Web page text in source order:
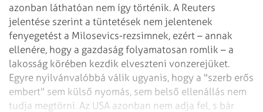
azonban láthatóan nem így történik. A Reuters
jelentése szerint a tüntetések nem jelentenek
fenyegetést a Milosevics-rezsimnek, ezért – annak
ellenére, hogy a gazdaság folyamatosan romlik – a
lakosság körében kezdik elveszteni vonzerejüket.
Egyre nyilvánvalóbbá válik ugyanis, hogy a "szerb erős
embert" sem külső nyomás, sem belső ellenállás nem
tudja megtörni. Az USA azonban nem adja fel, s bár